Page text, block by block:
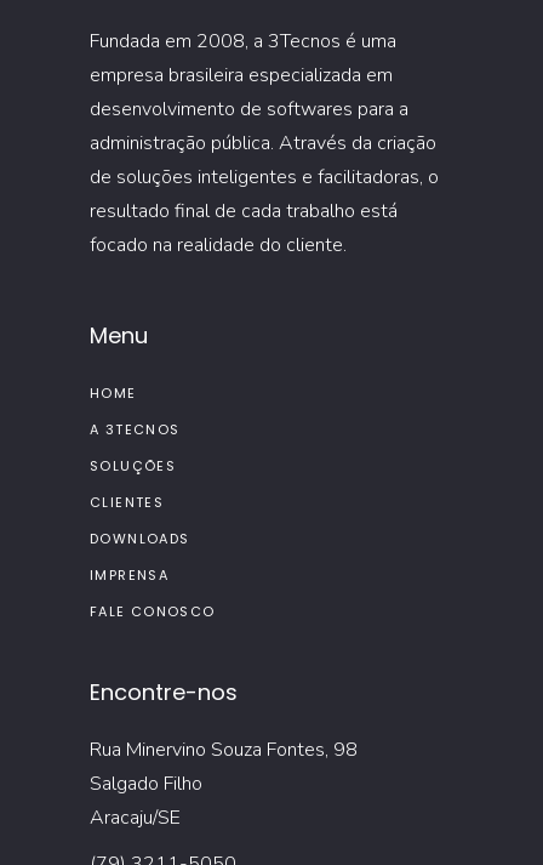
Fundada em 2008, a 3Tecnos é uma
empresa brasileira especializada em
desenvolvimento de softwares para a
administração pública. Através da criação
de soluções inteligentes e facilitadoras, o
resultado final de cada trabalho está
focado na realidade do cliente.
Menu
HOME
A 3TECNOS
SOLUÇÕES
CLIENTES
DOWNLOADS
IMPRENSA
FALE CONOSCO
Encontre-nos
Rua Minervino Souza Fontes, 98
Salgado Filho
Aracaju/SE